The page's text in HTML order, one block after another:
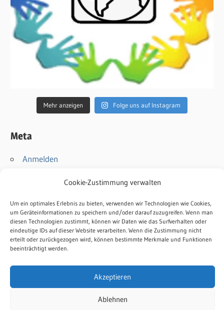
Cookie-Zustimmung verwalten
Um ein optimales Erlebnis zu bieten, verwenden wir Technologien wie Cookies,
um Geräteinformationen zu speichern und/oder darauf zuzugreifen. Wenn man
diesen Technologien zustimmt, können wir Daten wie das Surfverhalten oder
eindeutige IDs auf dieser Website verarbeiten. Wenn die Zustimmung nicht
erteilt oder zurückgezogen wird, können bestimmte Merkmale und Funktionen
beeinträchtigt werden.
Akzeptieren
Ablehnen
Mehr anzeigen Folge uns auf Instagram
Meta
Anmelden
Kommentar-Feed
WordPress.org
Kontakt
Impressum